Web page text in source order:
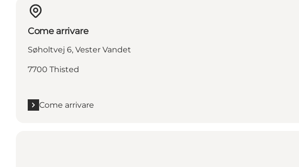
Come arrivare
Søholtvej 6, Vester Vandet
7700 Thisted
Come arrivare